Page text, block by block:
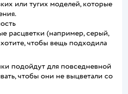
или тугих моделей, которые
расцветки (например, серый,
чтобы вещь подходила
подойдут для повседневной
чтобы они не выцветали со